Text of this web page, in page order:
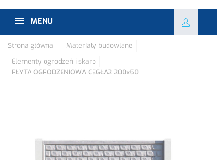
MENU
Strona główna
Materiały budowlane
Elementy ogrodzeń i skarp
PŁYTA OGRODZENIOWA CEGŁA2 200x50